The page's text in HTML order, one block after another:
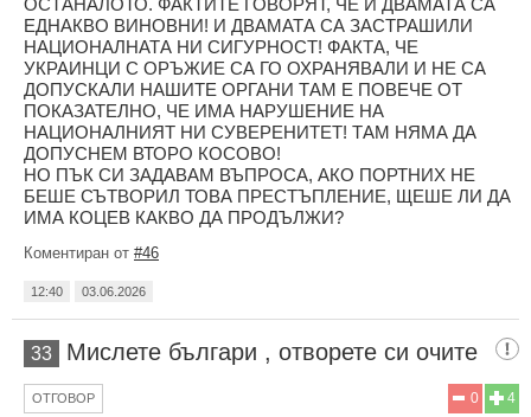
ОСТАНАЛОТО. ФАКТИТЕ ГОВОРЯТ, ЧЕ И ДВАМАТА СА
ЕДНАКВО ВИНОВНИ! И ДВАМАТА СА ЗАСТРАШИЛИ
НАЦИОНАЛНАТА НИ СИГУРНОСТ! ФАКТА, ЧЕ
УКРАИНЦИ С ОРЪЖИЕ СА ГО ОХРАНЯВАЛИ И НЕ СА
ДОПУСКАЛИ НАШИТЕ ОРГАНИ ТАМ Е ПОВЕЧЕ ОТ
ПОКАЗАТЕЛНО, ЧЕ ИМА НАРУШЕНИЕ НА
НАЦИОНАЛНИЯТ НИ СУВЕРЕНИТЕТ! ТАМ НЯМА ДА
ДОПУСНЕМ ВТОРО КОСОВО!
НО ПЪК СИ ЗАДАВАМ ВЪПРОСА, АКО ПОРТНИХ НЕ
БЕШЕ СЪТВОРИЛ ТОВА ПРЕСТЪПЛЕНИЕ, ЩЕШЕ ЛИ ДА
ИМА КОЦЕВ КАКВО ДА ПРОДЪЛЖИ?
Коментиран от #46
12:40 03.06.2026
33 Мислете българи , отворете си очите
4
0
ОТГОВОР